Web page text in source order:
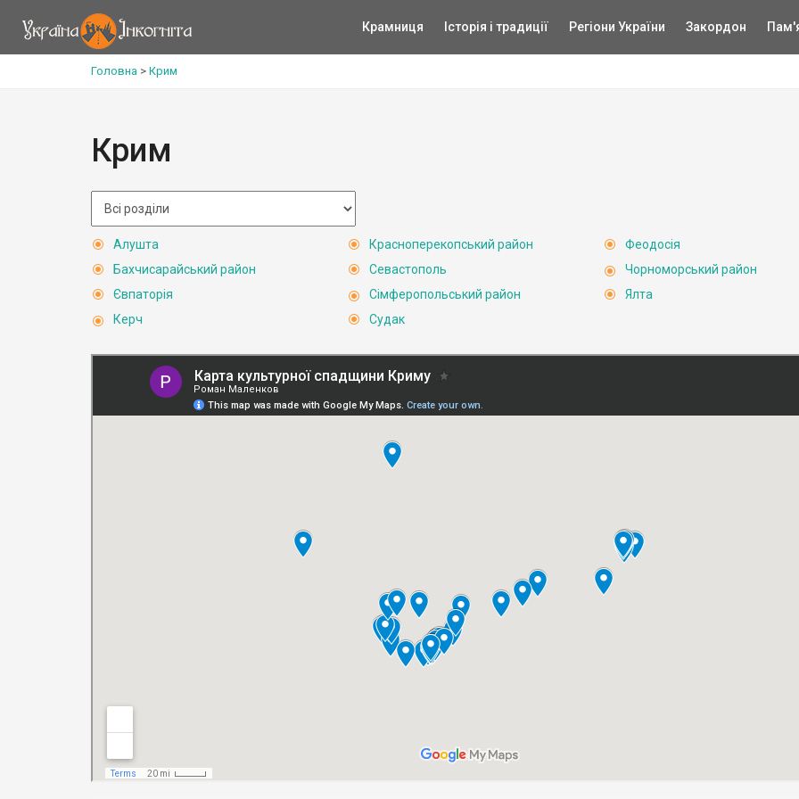
Крамниця Історія і традиції Регіони України Закордон
Головна > Крим
Крим
Алушта
Бахчисарайський район
Євпаторія
Керч
Красноперекопський район
Севастополь
Сімферопольський район
Судак
Феодосія
Чорноморський район
Ялта